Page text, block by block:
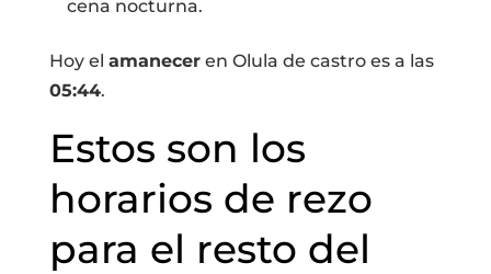
cena nocturna.
Hoy el amaneceren Olula de castro es a las
05:44.
Estos son los
horarios de rezo
para el resto del